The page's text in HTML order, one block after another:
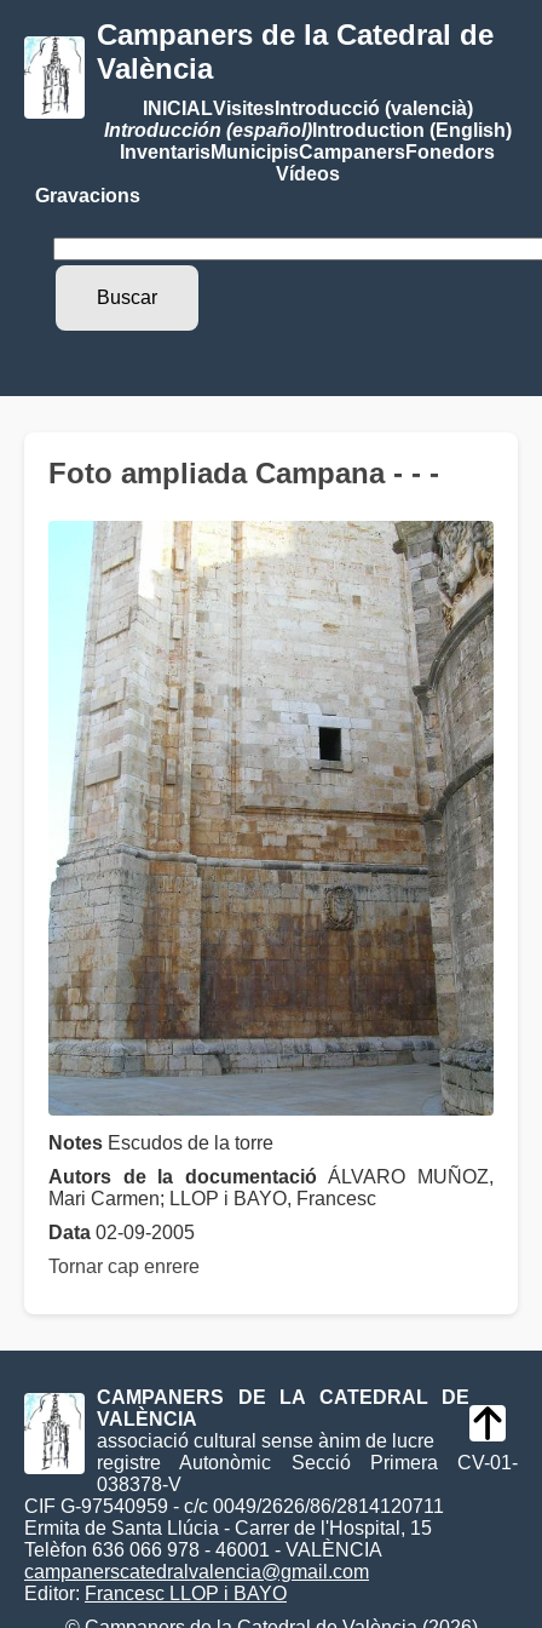
Campaners de la Catedral de
València
INICIALVisitesIntroducció (valencià)
Introducción (español)Introduction (English)
InventarisMunicipisCampanersFonedors
Vídeos
Gravacions
Foto ampliada Campana - - -
Notes Escudos de la torre
Autors de la documentacióÁLVARO MUÑOZ,
Mari Carmen; LLOP i BAYO, Francesc
Data 02-09-2005
Tornar cap enrere
CAMPANERS DE LA CATEDRAL DE
VALÈNCIA
associació cultural sense ànim de lucre
registre Autonòmic Secció Primera CV-01-
038378-V
CIF G-97540959 - c/c 0049/2626/86/2814120711
Ermita de Santa Llúcia - Carrer de l'Hospital, 15
Telèfon 636 066 978 - 46001 - VALÈNCIA
campanerscatedralvalencia@gmail.com
Editor: Francesc LLOP i BAYO